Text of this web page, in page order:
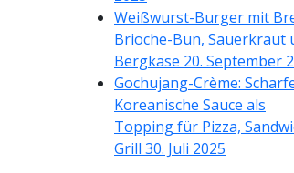
Weißwurst-Burger mit
Brioche-Bun, Sauerkraut
Bergkäse 20. September
Gochujang-Crème:
Koreanische Sauce als
Topping für Pizza,
Grill 30. Juli 2025